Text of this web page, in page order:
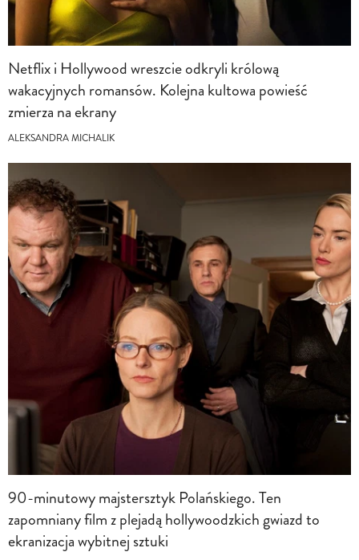
Netflix i Hollywood wreszcie odkryli królową
wakacyjnych romansów. Kolejna kultowa powieść
zmierza na ekrany
ALEKSANDRA MICHALIK
90-minutowy majstersztyk Polańskiego. Ten
zapomniany film z plejadą hollywoodzkich gwiazd to
ekranizacja wybitnej sztuki